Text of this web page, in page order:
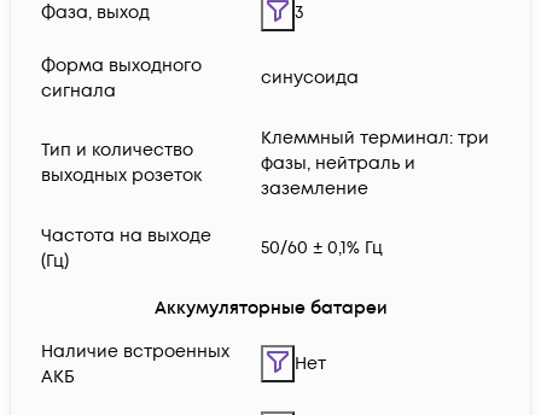
Фаза, выход 3
Форма выходного
сигнала
синусоида
Тип и количество
выходных розеток
Клеммный терминал: три
фазы, нейтраль и
заземление
Частота на выходе
(Гц)
50/60 ± 0,1% Гц
Аккумуляторные батареи
Наличие встроенных
АКБ
Нет